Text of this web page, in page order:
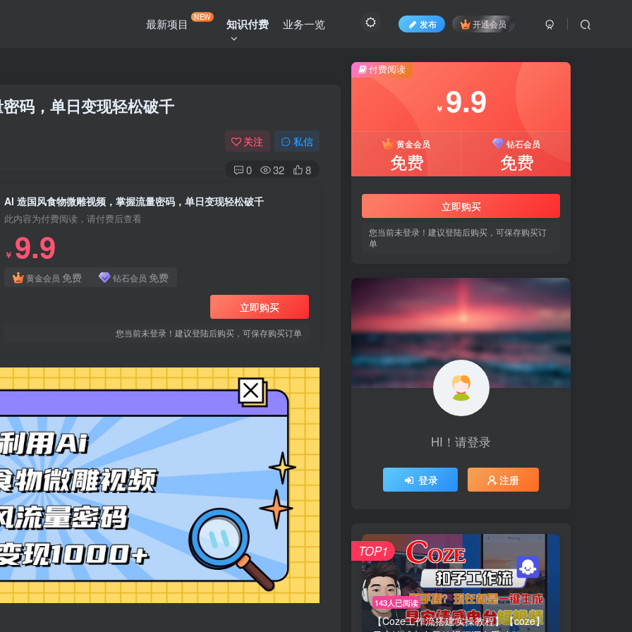
发布 开通会员
最新项目 NEW 知识付费 业务一览
码，单日变现轻松破千
关注 私信
0 32 8
AI 造国风食物微雕视频，掌握流量密码，单日变现轻松破千
此内容为付费阅读，请付费后查看
￥ 9.9
黄金会员 免费 钻石会员 免费
立即购买
您当前未登录！建议登陆后购买，可保存购买订单
付费阅读
￥ 9.9
黄金会员
免费
钻石会员
免费
立即购买
您当前未登录！建议登陆后购买，可保存购买订
单
HI！请登录
登录 注册
143人已阅读
【Coze工作流搭建实操教程】【coze】
TOP1